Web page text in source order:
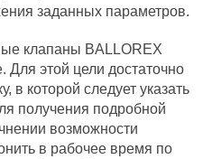
заданных параметров.
клапаны BALLOREX
этой цели достаточно
в которой следует указать
получения подробной
возможности
в рабочее время по